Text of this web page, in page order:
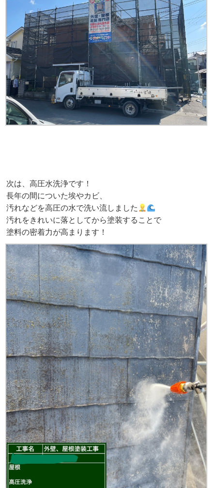
次は、高圧水洗浄です！
長年の間についた埃やカビ、
汚れなどを高圧の水で洗い流しました
汚れをきれいに落としてから塗装することで
塗料の密着力が高まります！